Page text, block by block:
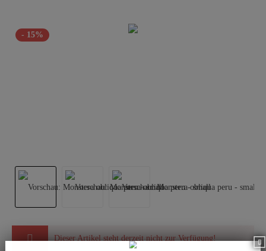
- 15%
Dieser Artikel steht derzeit nicht zur Verfügung!